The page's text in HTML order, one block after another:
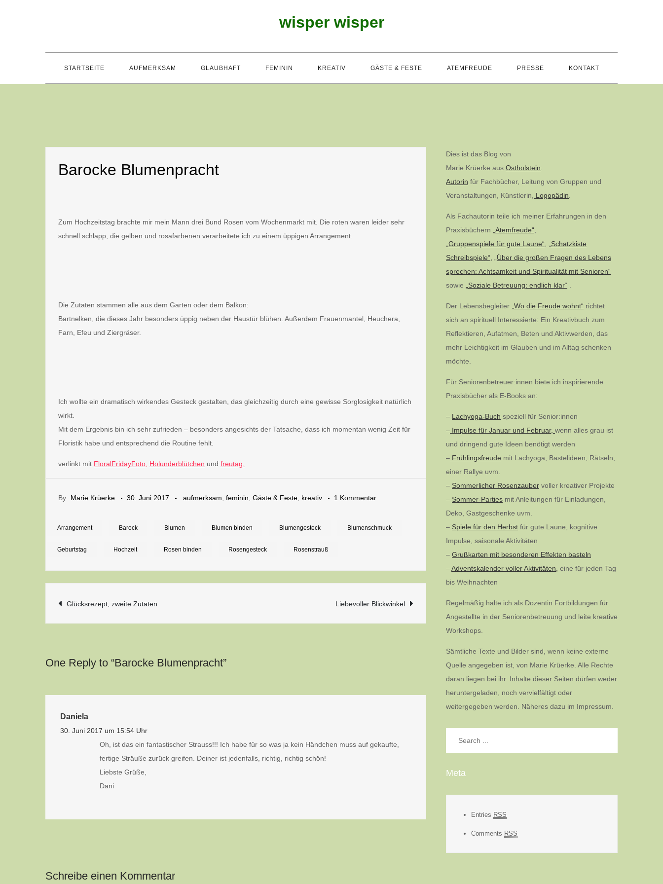
wisper wisper
STARTSEITE AUFMERKSAM GLAUBHAFT FEMININ KREATIV GÄSTE & FESTE ATEMFREUDE PRESSE KONTAKT
Barocke Blumenpracht
Zum Hochzeitstag brachte mir mein Mann drei Bund Rosen vom Wochenmarkt mit. Die roten waren leider sehr
schnell schlapp, die gelben und rosafarbenen verarbeitete ich zu einem üppigen Arrangement.
Die Zutaten stammen alle aus dem Garten oder dem Balkon:
Bartnelken, die dieses Jahr besonders üppig neben der Haustür blühen. Außerdem Frauenmantel, Heuchera,
Farn, Efeu und Ziergräser.
Ich wollte ein dramatisch wirkendes Gesteck gestalten, das gleichzeitig durch eine gewisse Sorglosigkeit natürlich
wirkt.
Mit dem Ergebnis bin ich sehr zufrieden – besonders angesichts der Tatsache, dass ich momentan wenig Zeit für
Floristik habe und entsprechend die Routine fehlt.
verlinkt mit FloralFridayFoto, Holunderblütchen und freutag.
By Marie Krüerke 30. Juni 2017 aufmerksam feminin Gäste & Feste kreativ 1 Kommentarzu
Blumenpracht
Arrangement Barock Blumen Blumen binden Blumengesteck Blumenschmuck
Geburtstag Hochzeit Rosen binden Rosengesteck Rosenstrauß
Beitragsnavigation
Glücksrezept, zweite Zutaten Liebevoller Blickwinkel
One Reply to “Barocke Blumenpracht”
Daniela
30. Juni 2017 um 15:54 Uhr
Oh, ist das ein fantastischer Strauss!!! Ich habe für so was ja kein Händchen muss auf gekaufte,
fertige Sträuße zurück greifen. Deiner ist jedenfalls, richtig, richtig schön!
Liebste Grüße,
Dani
Schreibe einen Kommentar
Dies ist das Blog von
Marie Krüerke aus Ostholstein:
Autorin für Fachbücher, Leitung von Gruppen und
Veranstaltungen, Künstlerin,
Logopädin
Als Fachautorin teile ich meiner Erfahrungen in den
Praxisbüchern
„Atemfreude“
„Gruppenspiele für gute Laune“
„Schatzkiste
Schreibspiele“,
„Über die großen Fragen des Lebens
sprechen: Achtsamkeit und Spiritualität mit Senioren“
sowie
„Soziale Betreuung: endlich klar“
Der Lebensbegleiter „Wo die Freude wohnt“ richtet
sich an spirituell Interessierte: Ein Kreativbuch zum
Reflektieren, Aufatmen, Beten und Aktivwerden, das
mehr Leichtigkeit im Glauben und im Alltag schenken
möchte.
Für Seniorenbetreuer:innen biete ich inspirierende
Praxisbücher als E-Books an:
– Lachyoga-Buch speziell für Senior:innen
– Impulse für Januar und Februar, wenn alles grau ist
und dringend gute Ideen benötigt werden
– Frühlingsfreude mit Lachyoga, Bastelideen, Rätseln,
einer Rallye uvm.
– Sommerlicher Rosenzauber voller kreativer Projekte
– Sommer-Parties mit Anleitungen für Einladungen,
Deko, Gastgeschenke uvm.
– Spiele für den Herbst für gute Laune, kognitive
Impulse, saisonale Aktivitäten
– Grußkarten mit besonderen Effekten basteln
–Adventskalender voller Aktivitäten, eine für jeden Tag
bis Weihnachten
Regelmäßig halte ich als Dozentin Fortbildungen für
Angestellte in der Seniorenbetreuung und leite kreative
Workshops.
Sämtliche Texte und Bilder sind, wenn keine externe
Quelle angegeben ist, von Marie Krüerke. Alle Rechte
daran liegen bei ihr. Inhalte dieser Seiten dürfen weder
heruntergeladen, noch vervielfältigt oder
weitergegeben werden. Näheres dazu im Impressum.
Meta
Entries RSS
Comments RSS